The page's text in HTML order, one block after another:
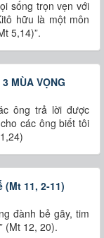
sống trọn vẹn với
hữu là một môn
5,14)”.
MÙA VỌNG
ông trả lời được
các ông biết tôi
11, 2-11)
đành bẻ gãy, tim
(Mt 12, 20).